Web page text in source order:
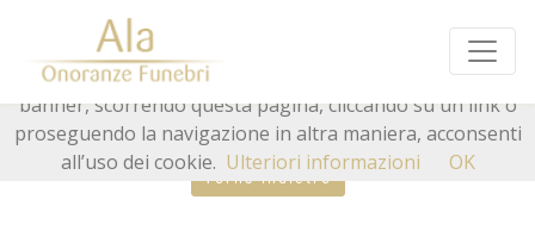
Torna indietro
Questo sito o gli strumenti terzi da questo utilizzati si
avvalgono di cookie necessari al funzionamento ed utili
alle finalità illustrate nella cookie policy. Chiudendo questo
banner, scorrendo questa pagina, cliccando su un link o
proseguendo la navigazione in altra maniera, acconsenti
all’uso dei cookie. Ulteriori informazioni OK